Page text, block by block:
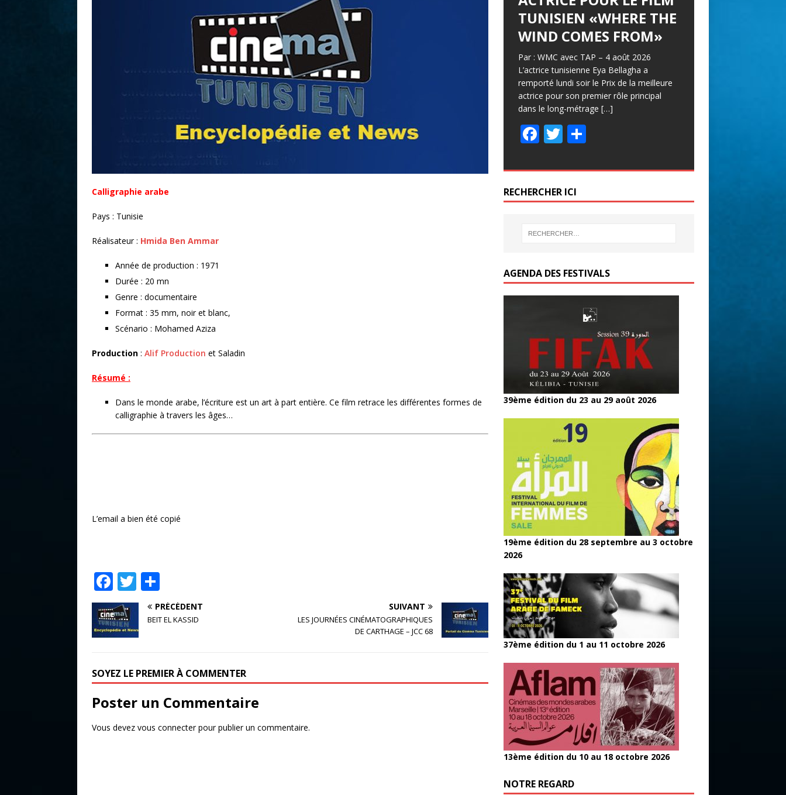
Calligraphie arabe
Pays : Tunisie
Réalisateur : Hmida Ben Ammar
Année de production : 1971
Durée : 20 mn
Genre : documentaire
Format : 35 mm, noir et blanc,
Scénario : Mohamed Aziza
Production : Alif Production et Saladin
Résumé :
Dans le monde arabe, l’écriture est un art à part entière. Ce film retrace les différentes formes de
calligraphie à travers les âges…
L’email a bien été copié
F
a
c
e
o
o
k
T
w
it
te
ar
ta
r
PRÉCÉDENT
BEIT EL KASSID
SUIVANT
LES JOURNÉES CINÉMATOGRAPHIQUES
DE CARTHAGE – JCC 68
SOYEZ LE PREMIER À COMMENTER
Poster un Commentaire
Vous devez vous connecterpour publier un commentaire.
TUNISIEN «WHERE THE
WIND COMES FROM»
Par : WMC avec TAP – 4 août 2026
L’actrice tunisienne Eya Bellagha a
remporté lundi soir le Prix de la meilleure
actrice pour son premier rôle principal
dans le long-métrage […]
F
e
b
o
o
T
itt
er
P
ta
er
RECHERCHER ICI
AGENDA DES FESTIVALS
39ème édition du 23 au 29 août 2026
19ème édition du 28 septembre au 3 octobre
2026
37ème édition du 1 au 11 octobre 2026
13ème édition du 10 au 18 octobre 2026
NOTRE REGARD